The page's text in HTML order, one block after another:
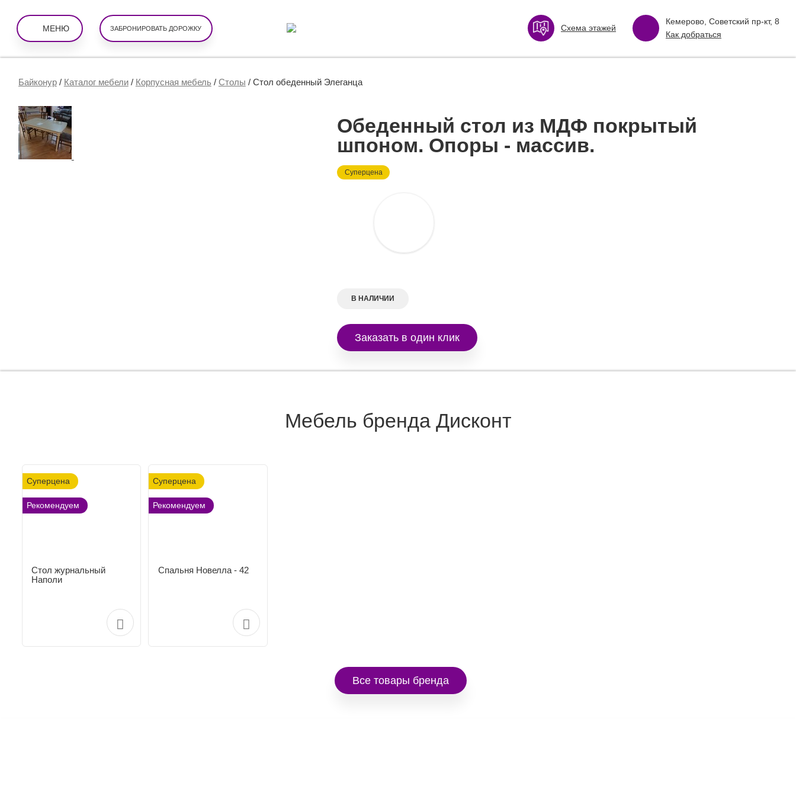
МЕНЮ ЗАБРОНИРОВАТЬ ДОРОЖКУ Схема этажей
Кемерово, Советский пр-кт, 8
Как добраться
Байконур/ Каталог мебели/ Корпусная мебель / Столы / Стол обеденный Элеганца
Обеденный стол из МДФ покрытый
шпоном. Опоры - массив.
Суперцена
В НАЛИЧИИ
Заказать в один клик
Мебель бренда Дисконт
Суперцена
Рекомендуем
Стол журнальный
Наполи
Суперцена
Рекомендуем
Спальня Новелла - 42
Все товары бренда